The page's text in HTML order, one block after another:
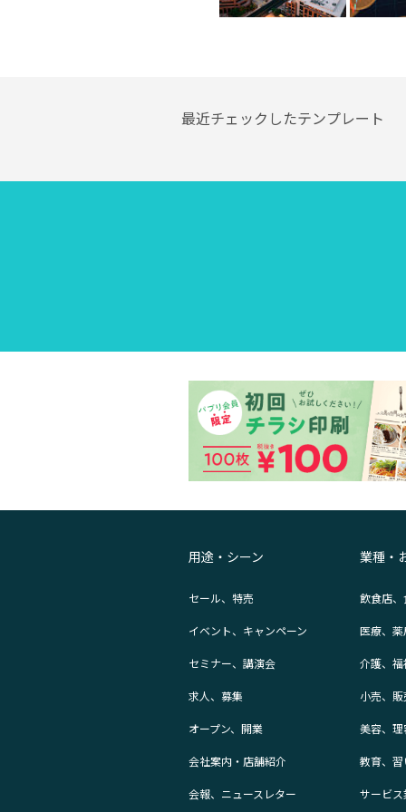
最近チェックしたテンプレート
用途・シーン
セール、特売
イベント、キャンペーン
セミナー、講演会
求人、募集
オープン、開業
会社案内・店舗紹介
会報、ニュースレター
業種・
飲食店、
医療、薬
介護、福
小売、販
美容、理
教育、習
サービス